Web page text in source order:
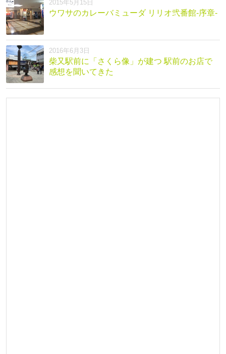
2015年5月15日
ウワサのカレーバミューダ リリオ弐番館-序章-
2016年6月3日
柴又駅前に「さくら像」が建つ 駅前のお店で
感想を聞いてきた